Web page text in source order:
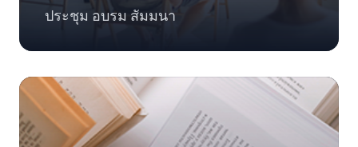
ประชุม อบรม สัมมนา